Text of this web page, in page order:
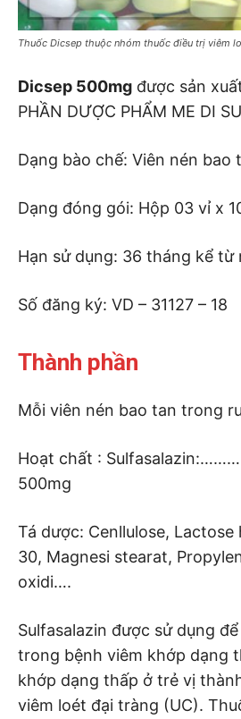
Thuốc Dicsep thuộc nhóm thuốc điều trị viêm
Dicsep 500mg được sản
PHẦN DƯỢC PHẨM ME DI
Dạng bào chế: Viên nén bao
Dạng đóng gói: Hộp 03 vỉ x
Hạn sử dụng: 36 tháng kể từ
Số đăng ký: VD – 31127 – 18
Thành phần
Mỗi viên nén bao tan trong
Hoạt chất :
500mg
Tá dược: Cenllulose,
30, Magnesi stearat,
oxidi….
Sulfasalazin được sử dụng
trong bệnh viêm khớp dạng
khớp dạng thấp ở trẻ vị
viêm loét đại tràng (UC).